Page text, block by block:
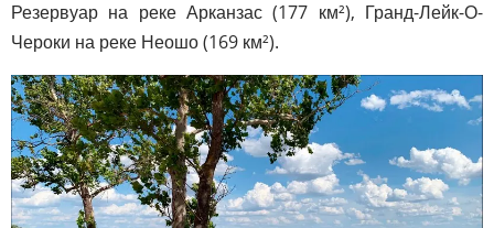
Резервуар на реке Арканзас (177 км²), Гранд-Лейк-О-
Чероки на реке Неошо (169 км²).